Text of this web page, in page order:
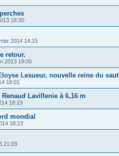
18:30
2014 14:15
retour.
2013 19:00
Lesueur, nouvelle reine du saut
18:01
Lavillenie à 6,16 m
18:23
mondial
18:23
21:03